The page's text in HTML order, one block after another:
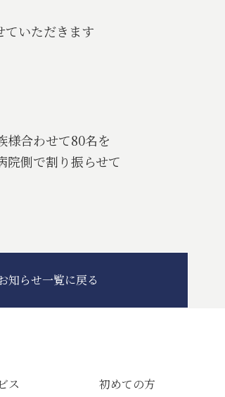
ただきます
合わせて80名を
で割り振らせて
知らせ一覧に戻る
ス
初めての方